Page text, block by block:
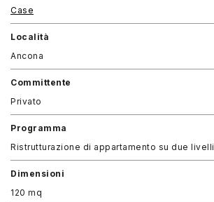
Case
Località
Ancona
Committente
Privato
Programma
Ristrutturazione di appartamento su due livelli
Dimensioni
120 mq